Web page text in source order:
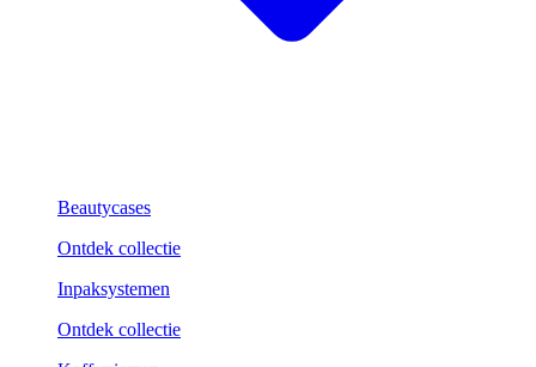
Beautycases
Ontdek collectie
Inpaksystemen
Ontdek collectie